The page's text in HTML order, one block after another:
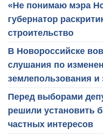
«Не понимаю мэра
губернатор
строительство
В Новороссийске
слушания по
землепользования и
Перед выборами
решили установить
частных интересов